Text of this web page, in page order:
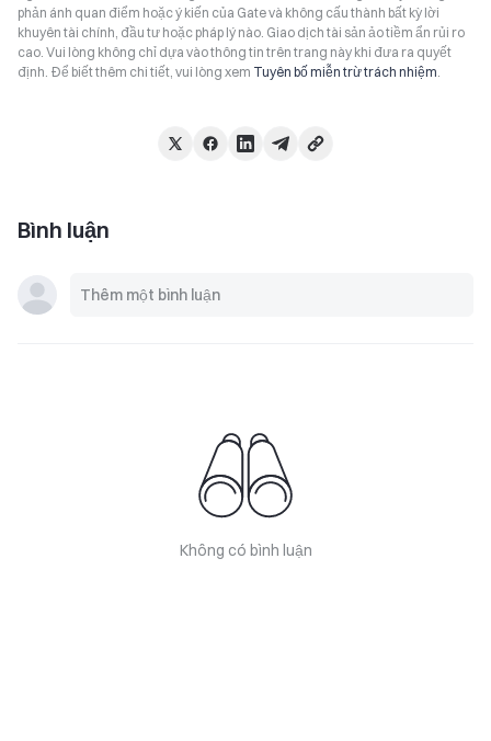
phản ánh quan điểm hoặc ý kiến của Gate và không cấu thành bất kỳ lời
khuyên tài chính, đầu tư hoặc pháp lý nào. Giao dịch tài sản ảo tiềm ẩn rủi ro
cao. Vui lòng không chỉ dựa vào thông tin trên trang này khi đưa ra quyết
định. Để biết thêm chi tiết, vui lòng xem Tuyên bố miễn trừ trách nhiệm.
Bình luận
Không có bình luận